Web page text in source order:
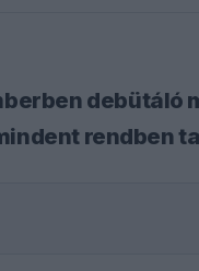
debütáló
rendben